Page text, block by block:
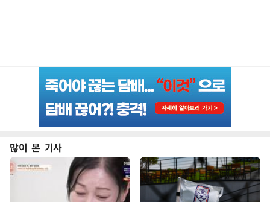
많이 본 기사